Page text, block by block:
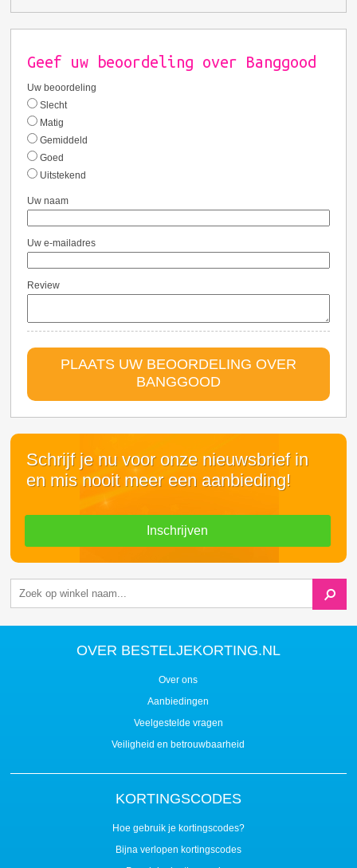
Geef uw beoordeling over Banggood
Uw beoordeling
Slecht
Matig
Gemiddeld
Goed
Uitstekend
Uw naam
Uw e-mailadres
Review
PLAATS UW BEOORDELING OVER
BANGGOOD
Schrijf je nu voor onze nieuwsbrief in
en mis nooit meer een aanbieding!
Inschrijven
OVER BESTELJEKORTING.NL
Over ons
Aanbiedingen
Veelgestelde vragen
Veiligheid en betrouwbaarheid
KORTINGSCODES
Hoe gebruik je kortingscodes?
Bijna verlopen kortingscodes